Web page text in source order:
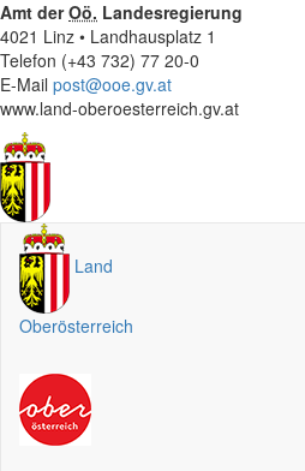
Amt derOö. Landesregierung
4021 Linz • Landhausplatz 1
Telefon (+43 732) 77 20-0
E-Mail post@ooe.gv.at
www.land-oberoesterreich.gv.at
Land
Oberösterreich